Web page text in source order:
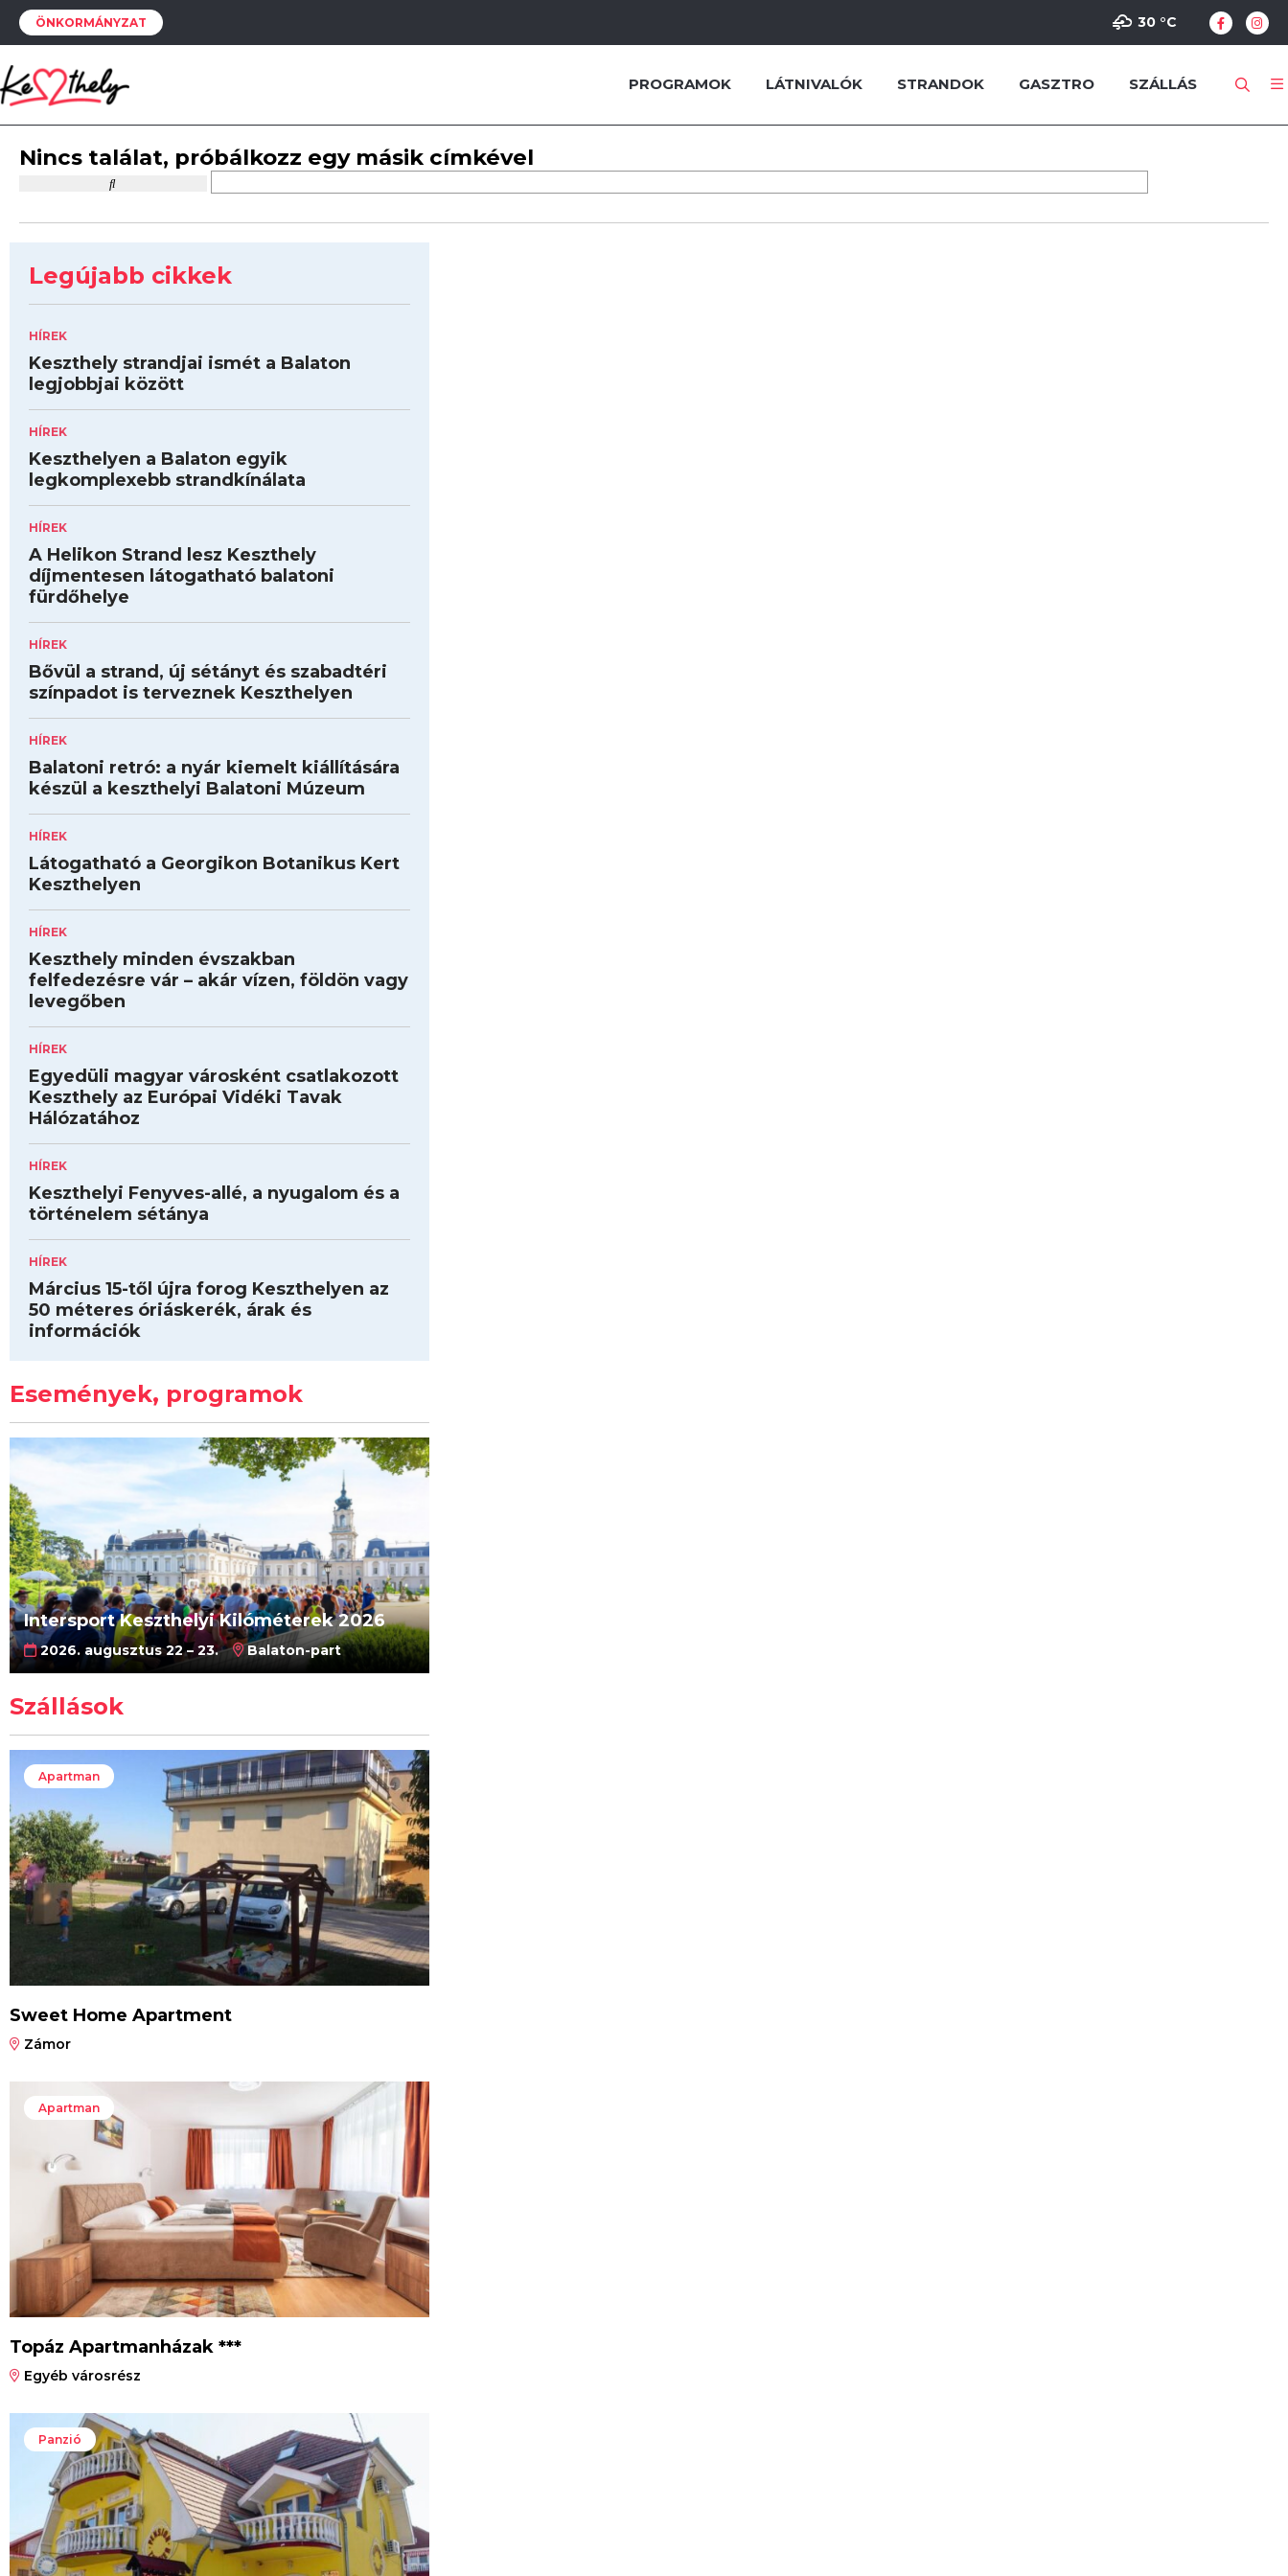
ÖNKORMÁNYZAT 30 °C
PROGRAMOK LÁTNIVALÓK STRANDOK GASZTRO SZÁLLÁS
Nincs találat, próbálkozz egy másik címkével
Legújabb cikkek
HÍREK
Keszthely strandjai ismét a Balaton
legjobbjai között
HÍREK
Keszthelyen a Balaton egyik
legkomplexebb strandkínálata
HÍREK
A Helikon Strand lesz Keszthely
díjmentesen látogatható balatoni
fürdőhelye
HÍREK
Bővül a strand, új sétányt és szabadtéri
színpadot is terveznek Keszthelyen
HÍREK
Balatoni retró: a nyár kiemelt kiállítására
készül a keszthelyi Balatoni Múzeum
HÍREK
Látogatható a Georgikon Botanikus Kert
Keszthelyen
HÍREK
Keszthely minden évszakban
felfedezésre vár – akár vízen, földön vagy
levegőben
HÍREK
Egyedüli magyar városként csatlakozott
Keszthely az Európai Vidéki Tavak
Hálózatához
HÍREK
Keszthelyi Fenyves-allé, a nyugalom és a
történelem sétánya
HÍREK
Március 15-től újra forog Keszthelyen az
50 méteres óriáskerék, árak és
információk
Események, programok
Intersport Keszthelyi Kilóméterek 2026
2026. augusztus 22 – 23. Balaton-part
Szállások
Apartman
Sweet Home Apartment
Zámor
Apartman
Topáz Apartmanházak ***
Egyéb városrész
Panzió